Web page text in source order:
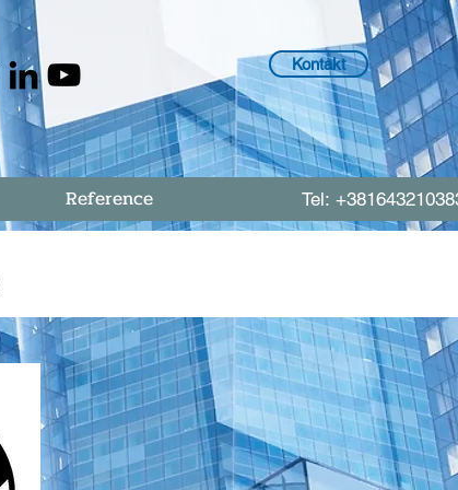
Kontakt
Tel:
Reference